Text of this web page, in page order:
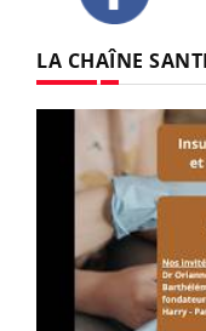
LA CHAÎNE